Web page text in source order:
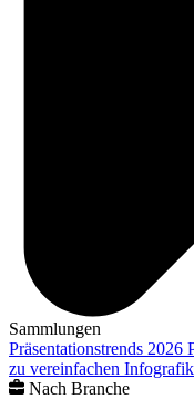
Sammlungen
Präsentationstrends 2026
zu vereinfachen
Nach Branche